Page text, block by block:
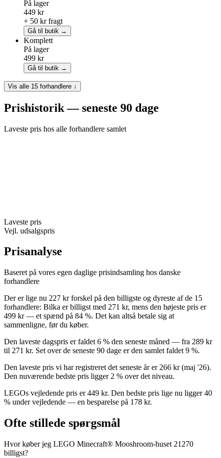
På lager
449 kr
+ 50 kr fragt
Gå til butik →
Komplett
På lager
499 kr
Gå til butik →
Vis alle 15 forhandlere ↓
Prishistorik — seneste 90 dage
Laveste pris hos alle forhandlere samlet
Laveste pris
Vejl. udsalgspris
Prisanalyse
Baseret på vores egen daglige prisindsamling hos danske
forhandlere
Der er lige nu 227 kr forskel på den billigste og dyreste af de 15
forhandlere: Bilka er billigst med 271 kr, mens den højeste pris er
499 kr — et spænd på 84 %. Det kan altså betale sig at
sammenligne, før du køber.
Den laveste dagspris er faldet 6 % den seneste måned — fra 289 kr
til 271 kr. Set over de seneste 90 dage er den samlet faldet 9 %.
Den laveste pris vi har registreret det seneste år er 266 kr (maj '26).
Den nuværende bedste pris ligger 2 % over det niveau.
LEGOs vejledende pris er 449 kr. Den bedste pris lige nu ligger 40
% under vejledende — en besparelse på 178 kr.
Ofte stillede spørgsmål
Hvor køber jeg LEGO Minecraft® Mooshroom-huset 21270
billigst?